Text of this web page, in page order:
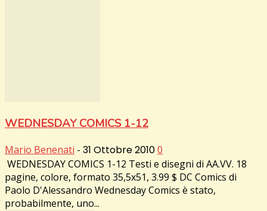
WEDNESDAY COMICS 1-12
Mario Benenati - 31 Ottobre 20100
WEDNESDAY COMICS 1-12 Testi e disegni di AA.VV. 18
pagine, colore, formato 35,5x51, 3.99 $ DC Comics di
Paolo D'Alessandro Wednesday Comics è stato,
probabilmente, uno...